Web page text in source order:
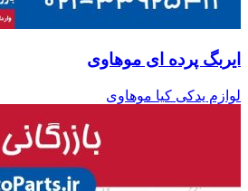
ایربگ پرده ای موهاوی
لوازم یدکی کیا موهاوی